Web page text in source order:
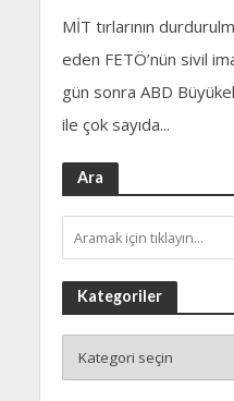
MİT tırlarının
eden FETÖ’nün sivil
gün sonra ABD
ile çok sayıda...
Ara
Kategoriler